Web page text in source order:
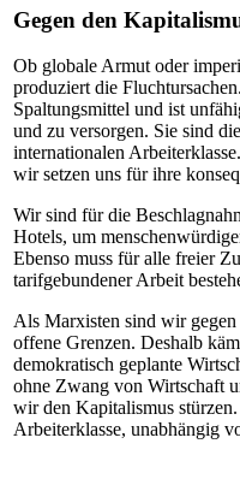
Gegen den
Ob globale Armut oder
produziert die
Spaltungsmittel und ist
und zu versorgen. Sie sind
internationalen
wir setzen uns für ihre
Wir sind für die
Hotels, um
Ebenso muss für alle freier
tarifgebundener Arbeit
Als Marxisten sind wir
offene Grenzen. Deshalb
demokratisch geplante
ohne Zwang von Wirtschaft
wir den Kapitalismus
Arbeiterklasse, unabhängig